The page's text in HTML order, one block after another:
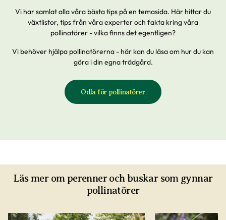
Vi har samlat alla våra bästa tips på en temasida. Här hittar du
växtlistor, tips från våra experter och fakta kring våra
pollinatörer - vilka finns det egentligen?
Vi behöver hjälpa pollinatörerna - här kan du läsa om hur du kan
göra i din egna trädgård.
Odla för pollinatörer
Läs mer om perenner och buskar som gynnar
pollinatörer